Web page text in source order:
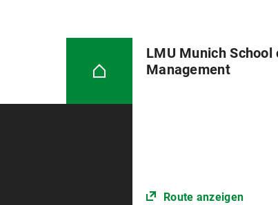
LMU Munich School
Management
Route anzeigen